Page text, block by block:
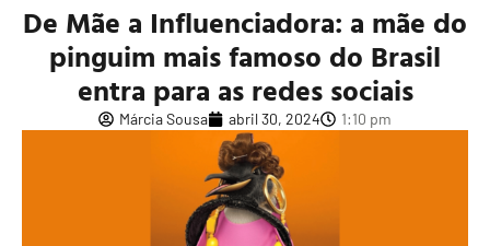
De Mãe a Influenciadora: a mãe do
pinguim mais famoso do Brasil
entra para as redes sociais
Márcia Sousa abril 30, 2024 1:10 pm